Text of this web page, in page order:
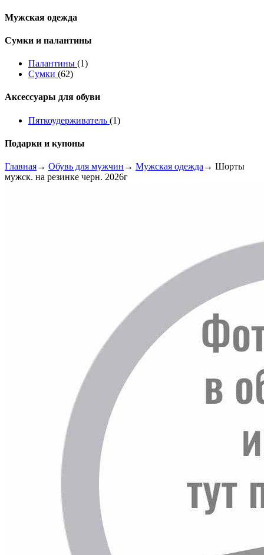
Мужская одежда
Сумки и палантины
Палантины (1)
Сумки (62)
Аксессуары для обуви
Пяткоудерживатель (1)
Подарки и купоны
Главная→ Обувь для мужчин → Мужская одежда → Шорты
мужск. на резинке черн. 2026г